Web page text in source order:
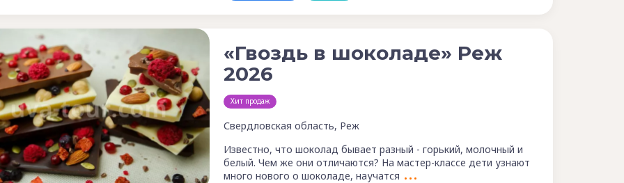
«Гвоздь в шоколаде» Реж
2026
Хит продаж
Свердловская область, Реж
Известно, что шоколад бывает разный - горький, молочный и
белый. Чем же они отличаются? На мастер-классе дети узнают
много нового о шоколаде, научатся